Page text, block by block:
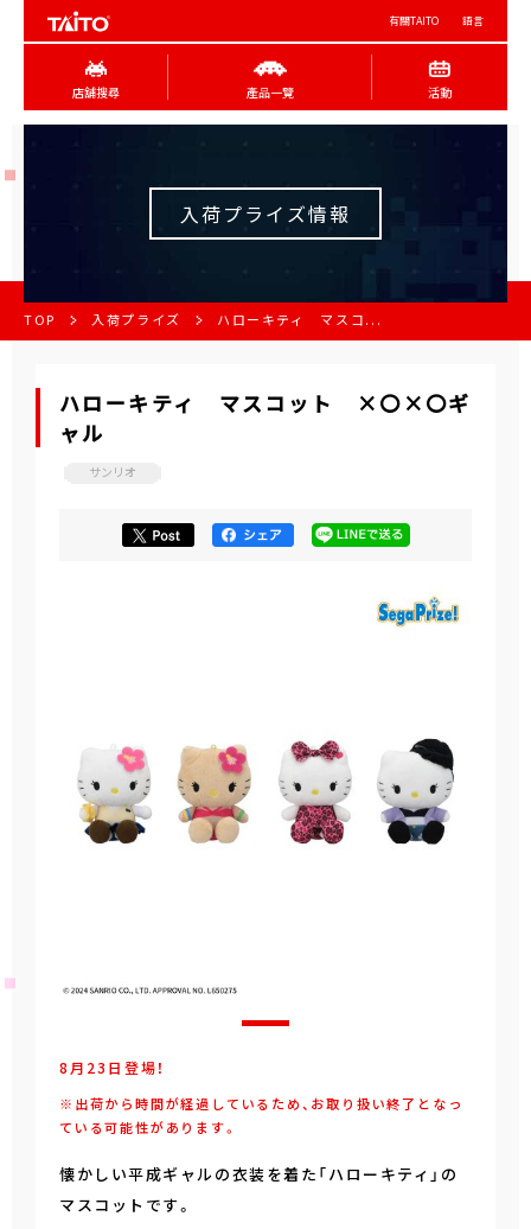
有關TAITO 語言
店舖搜尋 產品一覽 活動
入荷プライズ情報
TOP 入荷プライズ ハローキティ マスコ...
ハローキティ マスコット ×〇×〇ギ
ャル
サンリオ
8月23日登場！
※出荷から時間が経過しているため、お取り扱い終了となっ
ている可能性があります。
懐かしい平成ギャルの衣装を着た「ハローキティ」の
マスコットです。